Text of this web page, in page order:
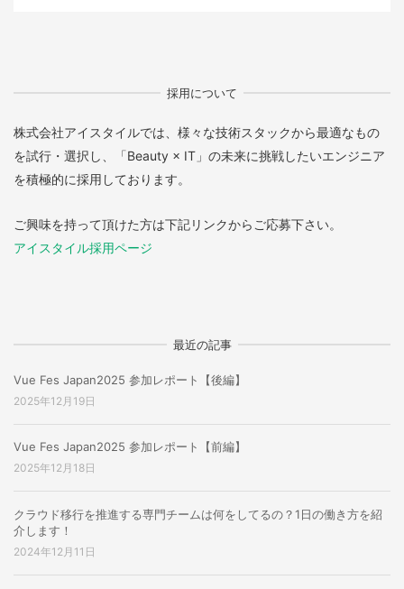
採用について
株式会社アイスタイルでは、様々な技術スタックから最適なもの
を試行・選択し、「Beauty × IT」の未来に挑戦したいエンジニア
を積極的に採用しております。
ご興味を持って頂けた方は下記リンクからご応募下さい。
アイスタイル採用ページ
最近の記事
Vue Fes Japan2025 参加レポート【後編】
2025年12月19日
Vue Fes Japan2025 参加レポート【前編】
2025年12月18日
クラウド移行を推進する専門チームは何をしてるの？1日の働き方を紹
介します！
2024年12月11日